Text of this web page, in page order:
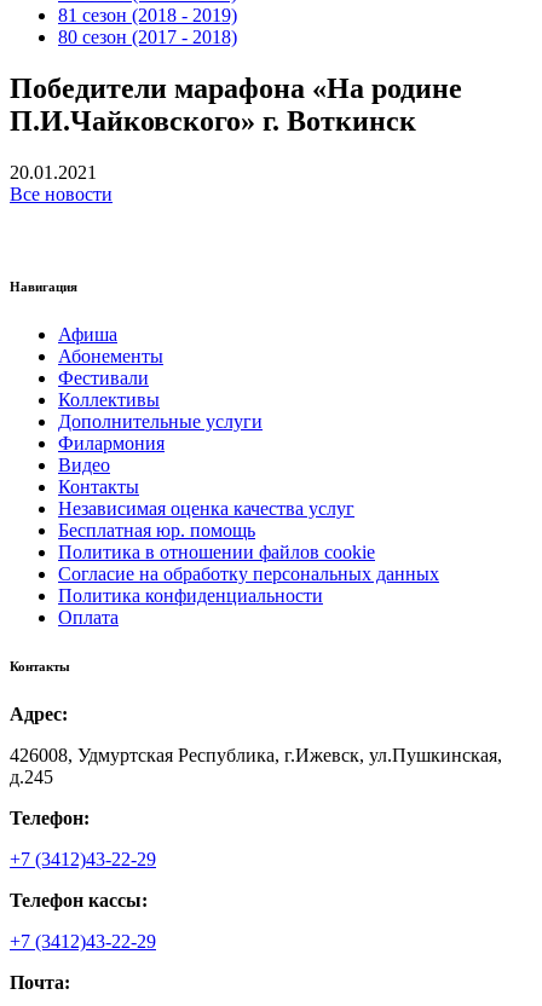
81 сезон (2018 - 2019)
80 сезон (2017 - 2018)
Победители марафона «На родине
П.И.Чайковского» г. Воткинск
20.01.2021
Все новости
Навигация
Афиша
Абонементы
Фестивали
Коллективы
Дополнительные услуги
Филармония
Видео
Контакты
Независимая оценка качества услуг
Бесплатная юр. помощь
Политика в отношении файлов cookie
Согласие на обработку персональных данных
Политика конфиденциальности
Оплата
Контакты
Адрес:
426008, Удмуртская Республика, г.Ижевск, ул.Пушкинская,
д.245
Телефон:
+7 (3412)43-22-29
Телефон кассы:
+7 (3412)43-22-29
Почта: